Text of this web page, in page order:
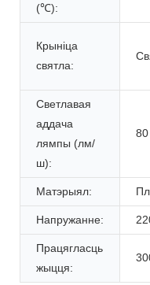
(℃):
Крыніца
святла:
Светлавая
аддача
лямпы (лм/
ш):
80
Матэрыял:
Напружанне:
Працягласць
жыцця: